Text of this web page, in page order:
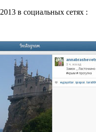
в социальных сетях :